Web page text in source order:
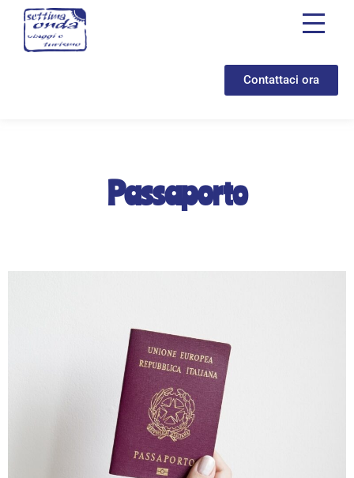
Contattaci ora
Passaporto